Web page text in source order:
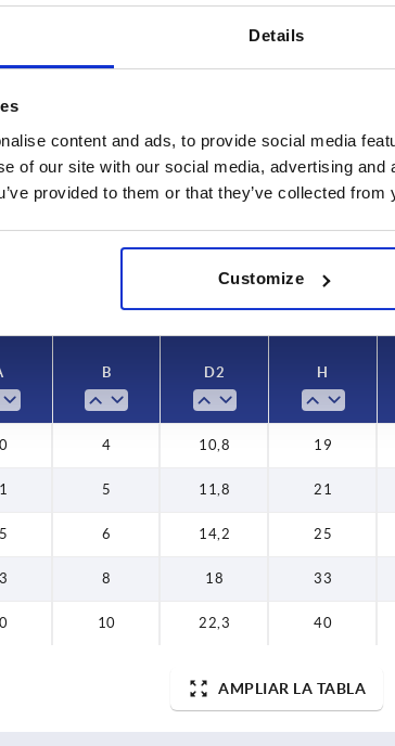
Details
content and ads, to provide social media
of our site with our social media, advertising
provided to them or that they’ve collected
Customize
20
40
4
6
10
veces al día a intervalos regulares. En el último
se le informará de la fecha de envío confirmada.
B D2 H
4 10,8 19
5 11,8 21
6 14,2 25
8 18 33
10 22,3 40
AMPLIAR LA TABLA